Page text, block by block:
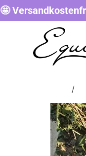
🤩
/